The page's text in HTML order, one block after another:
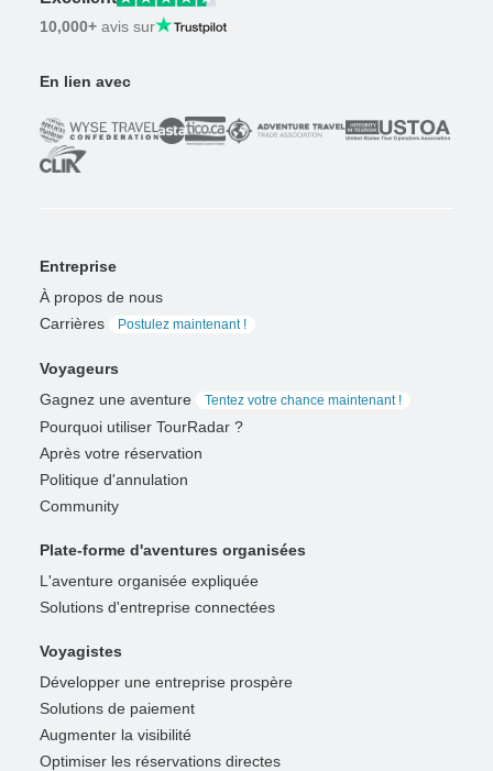
10,000+ avis sur
En lien avec
Entreprise
À propos de nous
Carrières
Postulez maintenant !
Voyageurs
Gagnez une aventure
Tentez votre chance maintenant !
Pourquoi utiliser TourRadar ?
Après votre réservation
Politique d'annulation
Community
Plate-forme d'aventures organisées
L'aventure organisée expliquée
Solutions d'entreprise connectées
Voyagistes
Développer une entreprise prospère
Solutions de paiement
Augmenter la visibilité
Optimiser les réservations directes